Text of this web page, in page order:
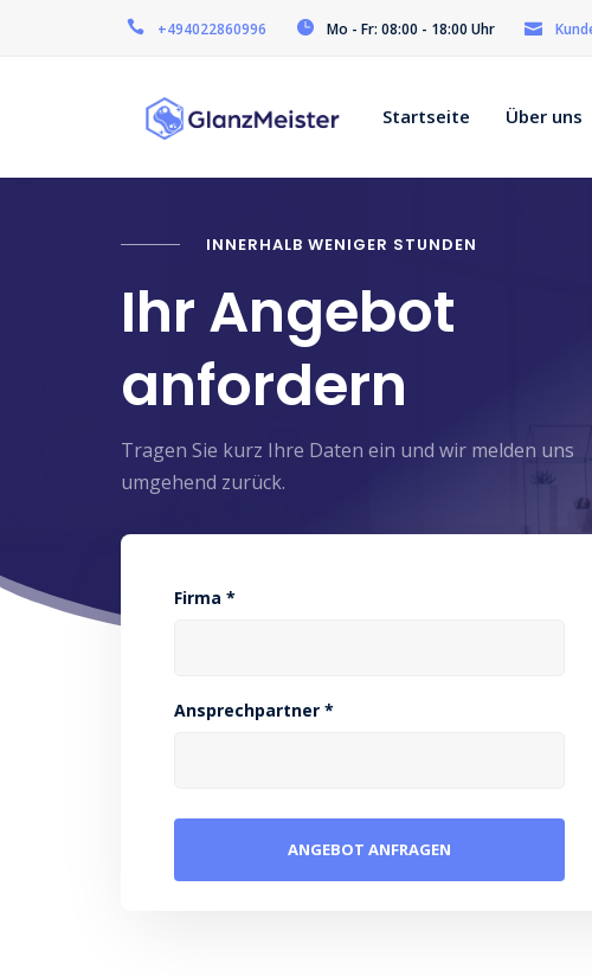
+494022860996 Mo - Fr: 08:00 - 18:00 Uhr
Startseite Über uns
INNERHALB WENIGER STUNDEN
Ihr Angebot
anfordern
Tragen Sie kurz Ihre Daten ein und wir melden uns
umgehend zurück.
Firma *
Ansprechpartner *